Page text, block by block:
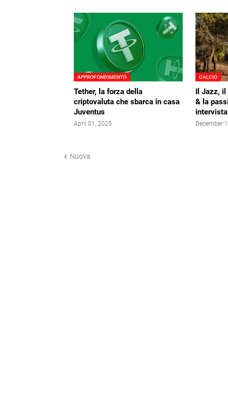
APPROFONDIMENTO
Tether, la forza della
criptovaluta che sbarca in casa
Juventus
April 01, 2025
CALCIO
Il Jazz,
& la
December
Nuova